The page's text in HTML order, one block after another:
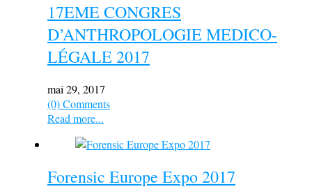
17EME CONGRES
D’ANTHROPOLOGIE MEDICO-
LÉGALE 2017
mai 29, 2017
(0) Comments
Read more...
Forensic Europe Expo 2017